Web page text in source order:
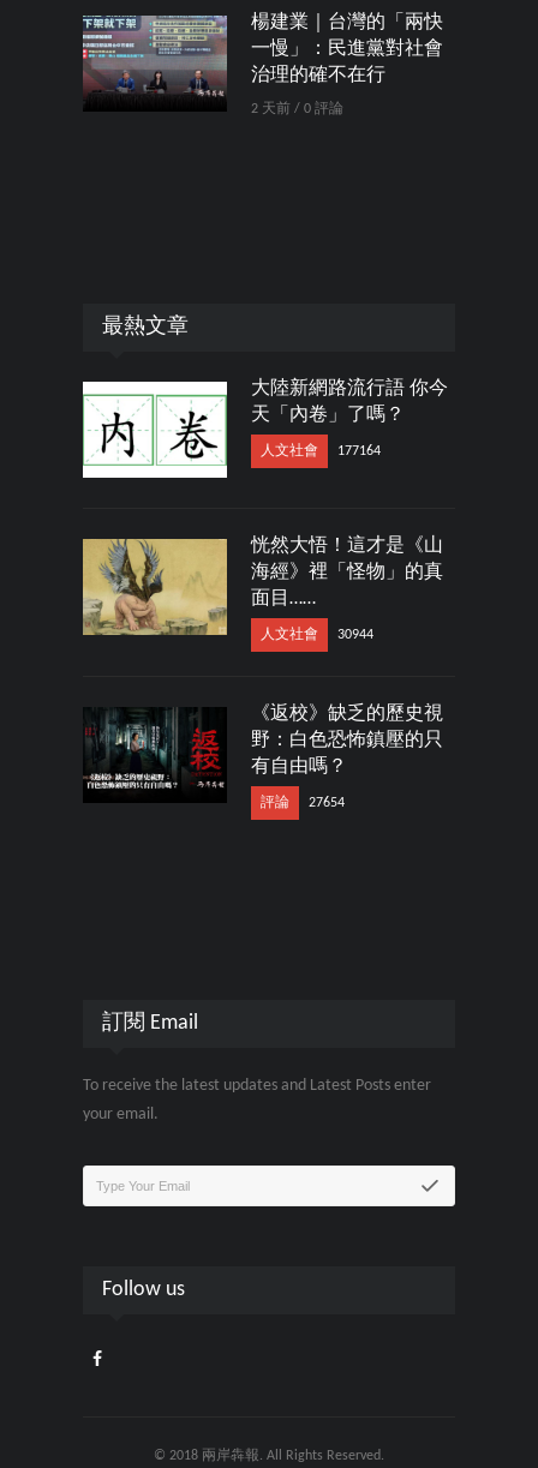
楊建業｜台灣的「兩快
一慢」：民進黨對社會
治理的確不在行
2 天前 / 0 評論
最熱文章
大陸新網路流行語 你今
天「內卷」了嗎？
人文社會 177164
恍然大悟！這才是《山
海經》裡「怪物」的真
面目……
人文社會 30944
《返校》缺乏的歷史視
野：白色恐怖鎮壓的只
有自由嗎？
評論 27654
訂閱 Email
To receive the latest updates and Latest Posts enter
your email.
Follow us
© 2018 兩岸犇報. All Rights Reserved.